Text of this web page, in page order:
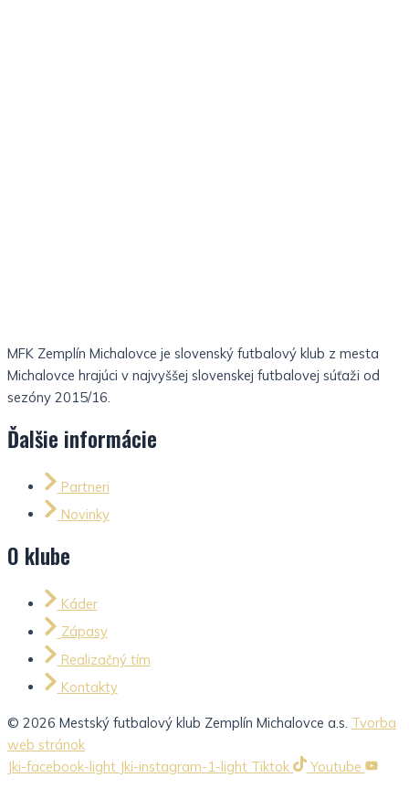
MFK Zemplín Michalovce je slovenský futbalový klub z mesta
Michalovce hrajúci v najvyššej slovenskej futbalovej súťaži od
sezóny 2015/16.
Ďalšie informácie
Partneri
Novinky
O klube
Káder
Zápasy
Realizačný tím
Kontakty
© 2026 Mestský futbalový klub Zemplín Michalovce a.s. Tvorba
web stránok
Jki-facebook-light Jki-instagram-1-light Tiktok Youtube